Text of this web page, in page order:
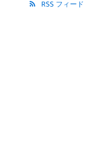
RSS フィード